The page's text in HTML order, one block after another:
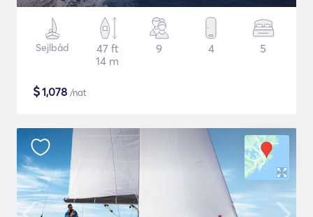
Sejlbåd
47 ft
14 m
9 4 5
$1,078 /nat